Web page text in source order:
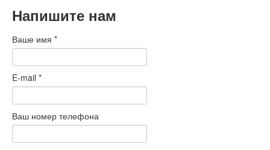
Напишите нам
Ваше имя *
E-mail *
Ваш номер телефона